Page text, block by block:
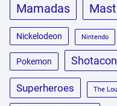
Mamadas
Nickelodeon Nintendo
Pokemon Shotacon
Superheroes The